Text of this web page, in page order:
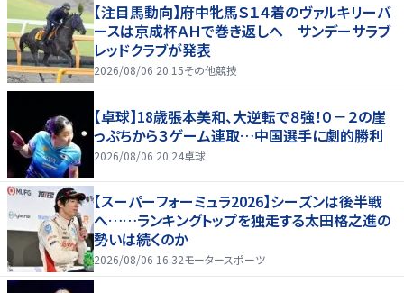
【注目馬動向】府中牝馬Ｓ１４着のヴァルキリーバ
ースは京成杯ＡＨで巻き返しへ サンデーサラブ
レッドクラブが発表
2026/08/06 20:15その他競技
【卓球】18歳張本美和、大逆転で８強！０－２の崖
っぷちから３ゲーム連取…中国選手に劇的勝利
2026/08/06 20:24卓球
【スーパーフォーミュラ2026】シーズンは後半戦
へ……ランキングトップを独走する太田格之進の
勢いは続くのか
2026/08/06 16:32モータースポーツ